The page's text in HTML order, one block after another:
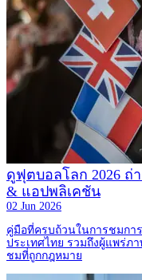
ดูฟุตบอลโลก 2026 ถ่
& แอปพลิเคชัน
02 Jun 2026
คู่มือที่ครบถ้วนในการชมการ
ประเทศไทย รวมถึงผู้แพร่ภ
ชมที่ถูกกฎหมาย